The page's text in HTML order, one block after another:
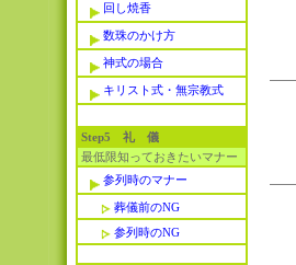
回し焼香
数珠のかけ方
神式の場合
キリスト式・無宗教式
Step5 礼 儀
最低限知っておきたいマナー
参列時のマナー
葬儀前のNG
参列時のNG